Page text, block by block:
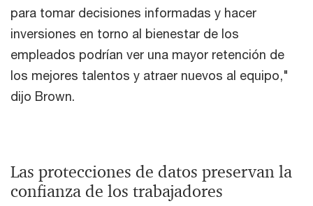
para tomar decisiones informadas y hacer
inversiones en torno al bienestar de los
empleados podrían ver una mayor retención de
los mejores talentos y atraer nuevos al equipo,"
dijo Brown.
Las protecciones de datos preservan la
confianza de los trabajadores